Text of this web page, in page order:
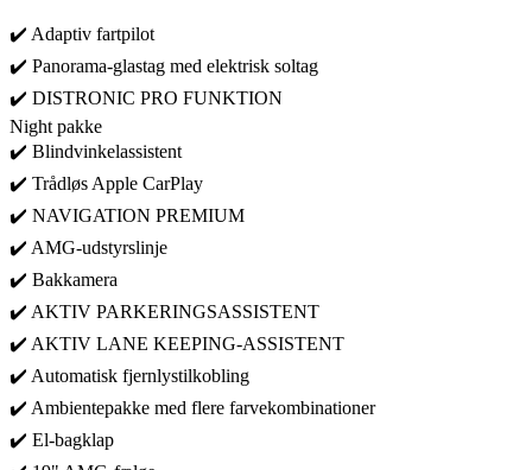
✔️ Adaptiv fartpilot
✔️ Panorama-glastag med elektrisk soltag
✔️ DISTRONIC PRO FUNKTION
Night pakke
✔️ Blindvinkelassistent
✔️ Trådløs Apple CarPlay
✔️ NAVIGATION PREMIUM
✔️ AMG-udstyrslinje
✔️ Bakkamera
✔️ AKTIV PARKERINGSASSISTENT
✔️ AKTIV LANE KEEPING-ASSISTENT
✔️ Automatisk fjernlystilkobling
✔️ Ambientepakke med flere farvekombinationer
✔️ El-bagklap